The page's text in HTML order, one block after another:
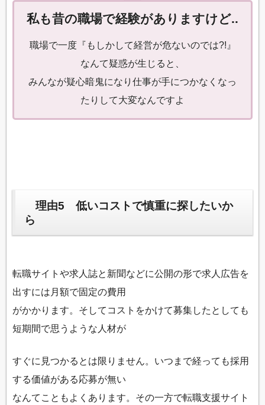
私も昔の職場で経験がありますけど..
職場で一度『もしかして経営が危ないのでは?!』
なんて疑惑が生じると、
みんなが疑心暗鬼になり仕事が手につかなくなっ
たりして大変なんですよ
理由5 低いコストで慎重に探したいか
ら
転職サイトや求人誌と新聞などに公開の形で求人広告を
出すには月額で固定の費用
がかかります。そしてコストをかけて募集したとしても
短期間で思うような人材が
すぐに見つかるとは限りません。いつまで経っても採用
する価値がある応募が無い
なんてこともよくあります。その一方で転職支援サイト